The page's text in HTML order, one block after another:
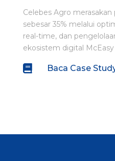
Celebes Agro
sebesar 35% melalui
real-time, dan
ekosistem digital
 Baca Case